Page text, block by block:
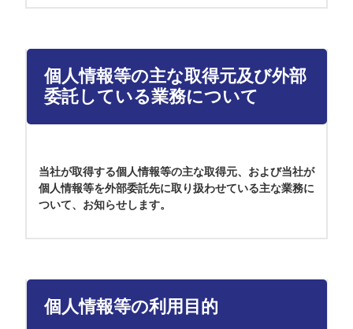
個人情報等の主な取得元及び外部
委託している業務について
当社が取得する個人情報等の主な取得元、および当社が
個人情報等を外部委託先に取り扱わせている主な業務に
ついて、お知らせします。
個人情報等の利用目的